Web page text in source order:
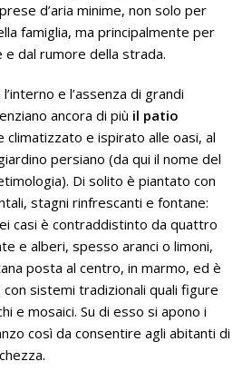
d’aria minime, non solo per
famiglia, ma principalmente per
dal rumore della strada.
e l’assenza di grandi
ancora di più il patio
e ispirato alle oasi, al
persiano (da qui il nome del
Di solito è piantato con
stagni rinfrescanti e fontane:
casi è contraddistinto da quattro
e alberi, spesso aranci o limoni,
posta al centro, in marmo, ed è
sistemi tradizionali quali figure
e mosaici.Su di esso si apono i
così da consentire agli abitanti di